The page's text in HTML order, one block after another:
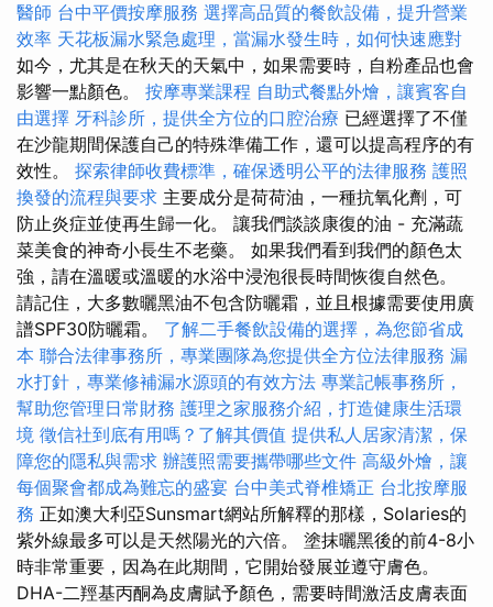
醫師 台中平價按摩服務 選擇高品質的餐飲設備，提升營業
效率 天花板漏水緊急處理，當漏水發生時，如何快速應對
如今，尤其是在秋天的天氣中，如果需要時，自粉產品也會
影響一點顏色。 按摩專業課程 自助式餐點外燴，讓賓客自
由選擇 牙科診所，提供全方位的口腔治療 已經選擇了不僅
在沙龍期間保護自己的特殊準備工作，還可以提高程序的有
效性。 探索律師收費標準，確保透明公平的法律服務 護照
換發的流程與要求 主要成分是荷荷油，一種抗氧化劑，可
防止炎症並使再生歸一化。 讓我們談談康復的油 - 充滿蔬
菜美食的神奇小長生不老藥。 如果我們看到我們的顏色太
強，請在溫暖或溫暖的水浴中浸泡很長時間恢復自然色。
請記住，大多數曬黑油不包含防曬霜，並且根據需要使用廣
譜SPF30防曬霜。 了解二手餐飲設備的選擇，為您節省成
本 聯合法律事務所，專業團隊為您提供全方位法律服務 漏
水打針，專業修補漏水源頭的有效方法 專業記帳事務所，
幫助您管理日常財務 護理之家服務介紹，打造健康生活環
境 徵信社到底有用嗎？了解其價值 提供私人居家清潔，保
障您的隱私與需求 辦護照需要攜帶哪些文件 高級外燴，讓
每個聚會都成為難忘的盛宴 台中美式脊椎矯正 台北按摩服
務 正如澳大利亞Sunsmart網站所解釋的那樣，Solaries的
紫外線最多可以是天然陽光的六倍。 塗抹曬黑後的前4-8小
時非常重要，因為在此期間，它開始發展並遵守膚色。
DHA-二羥基丙酮為皮膚賦予顏色，需要時間激活皮膚表面